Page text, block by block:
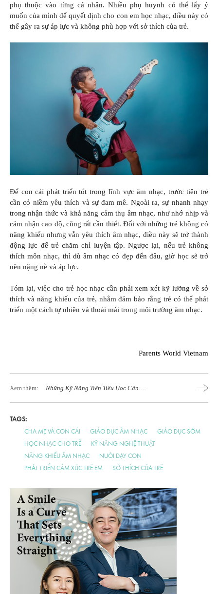
phụ thuộc vào từng cá nhân. Nhiều phụ huynh có thể lấy ý
muốn của mình để quyết định cho con em học nhạc, điều này có
thể gây ra sự áp lực và không phù hợp với sở thích của trẻ.
Để con cái phát triển tốt trong lĩnh vực âm nhạc, trước tiên trẻ
cần có niềm yêu thích và sự đam mê. Ngoài ra, sự nhanh nhạy
trong nhận thức và khả năng cảm thụ âm nhạc, như nhớ nhịp và
cảm nhận cao độ, cũng rất cần thiết. Đối với những trẻ không có
năng khiếu nhưng vẫn yêu thích âm nhạc, điều này sẽ trở thành
động lực để trẻ chăm chỉ luyện tập. Ngược lại, nếu trẻ không
thích môn nhạc, thì dù âm nhạc có đẹp đến đâu, giờ học sẽ trở
nên nặng nề và áp lực.
Tóm lại, việc cho trẻ học nhạc cần phải xem xét kỹ lưỡng về sở
thích và năng khiếu của trẻ, nhằm đảm bảo rằng trẻ có thể phát
triển một cách tự nhiên và thoải mái trong môi trường âm nhạc.
Parents World Vietnam
Xem thêm:
Những Kỹ Năng Tiền Tiểu Học Cần
TAGS:
CHA MẸ VÀ CON CÁI GIÁO DỤC ÂM NHẠC
GIÁO DỤC SỚM
HỌC NHẠC CHO TRẺ
KỸ NĂNG NGHỆ THUẬT
NĂNG KHIẾU ÂM NHẠC
NUÔI DẠY CON
PHÁT TRIỂN CẢM XÚC TRẺ EM
SỞ THÍCH CỦA TRẺ